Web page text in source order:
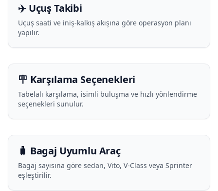
✈️ Uçuş Takibi
Uçuş saati ve iniş-kalkış akışına göre operasyon planı
yapılır.
🪧 Karşılama Seçenekleri
Tabelalı karşılama, isimli buluşma ve hızlı yönlendirme
seçenekleri sunulur.
🧳 Bagaj Uyumlu Araç
Bagaj sayısına göre sedan, Vito, V-Class veya Sprinter
eşleştirilir.